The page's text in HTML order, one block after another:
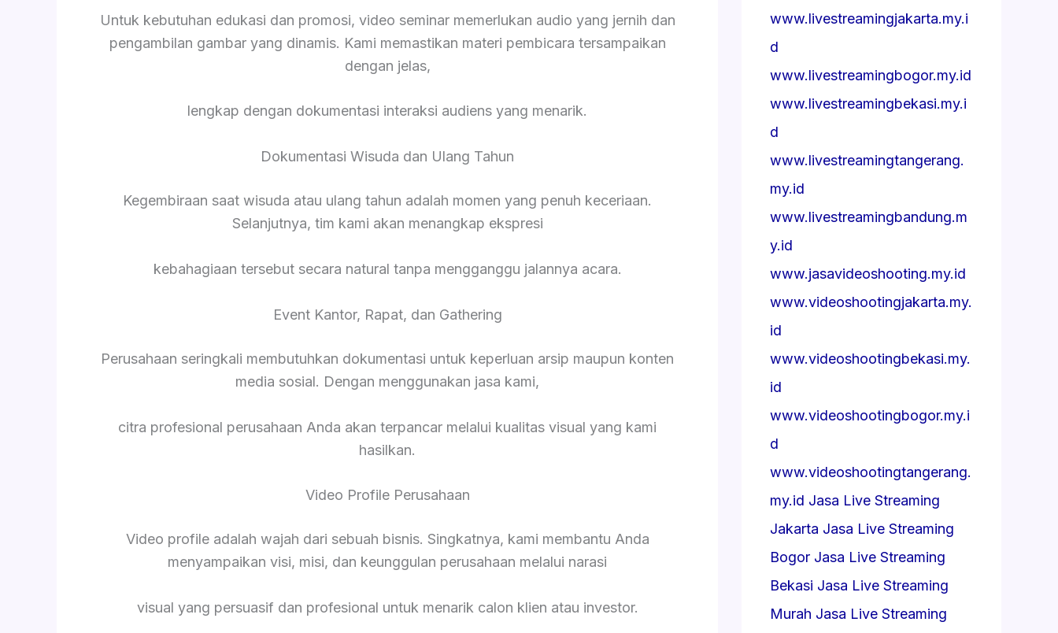
Untuk kebutuhan edukasi dan promosi, video seminar memerlukan audio yang jernih dan
pengambilan gambar yang dinamis. Kami memastikan materi pembicara tersampaikan
dengan jelas,
lengkap dengan dokumentasi interaksi audiens yang menarik.
Dokumentasi Wisuda dan Ulang Tahun
Kegembiraan saat wisuda atau ulang tahun adalah momen yang penuh keceriaan.
Selanjutnya, tim kami akan menangkap ekspresi
kebahagiaan tersebut secara natural tanpa mengganggu jalannya acara.
Event Kantor, Rapat, dan Gathering
Perusahaan seringkali membutuhkan dokumentasi untuk keperluan arsip maupun konten
media sosial. Dengan menggunakan jasa kami,
citra profesional perusahaan Anda akan terpancar melalui kualitas visual yang kami
hasilkan.
Video Profile Perusahaan
Video profile adalah wajah dari sebuah bisnis. Singkatnya, kami membantu Anda
menyampaikan visi, misi, dan keunggulan perusahaan melalui narasi
visual yang persuasif dan profesional untuk menarik calon klien atau investor.
www.livestreamingjakarta.my.i
d
www.livestreamingbogor.my.id
www.livestreamingbekasi.my.i
d
www.livestreamingtangerang.
my.id
www.livestreamingbandung.m
y.id
www.jasavideoshooting.my.id
www.videoshootingjakarta.my.
id
www.videoshootingbekasi.my.
id
www.videoshootingbogor.my.i
d
www.videoshootingtangerang.
my.id Jasa Live Streaming
Jakarta Jasa Live Streaming
Bogor Jasa Live Streaming
Bekasi Jasa Live Streaming
Murah Jasa Live Streaming